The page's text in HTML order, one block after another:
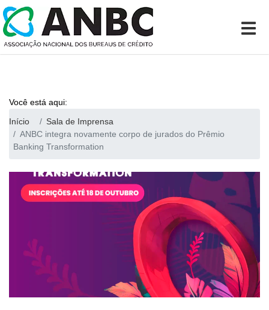
Você está aqui:
Início
Sala de Imprensa
ANBC integra novamente corpo de jurados do Prêmio
Banking Transformation